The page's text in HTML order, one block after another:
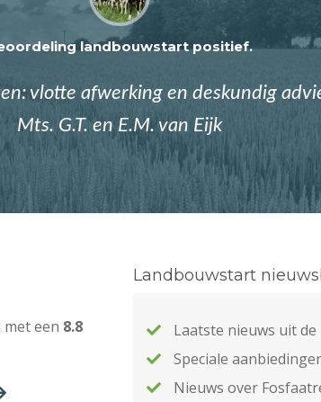
landbouwstart positief.
vlotte afwerking en deskundig
Mts. G.T. en E.M. van Eijk
een 8.8
Landbouwstart
Laatste nieuws uit
Speciale
Nieuws over